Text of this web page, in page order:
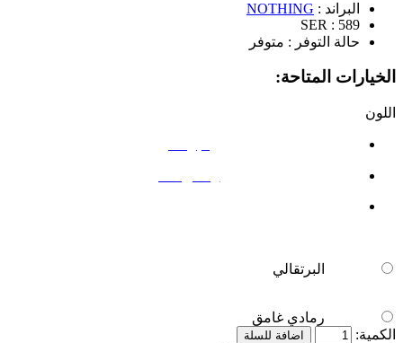
البراند : NOTHING
SER : 589
حالة التوفر : متوفر
الخيارات المتاحة:
اللون
البرتقالي
رمادي غامق
الكمية:
اضافة للسلة